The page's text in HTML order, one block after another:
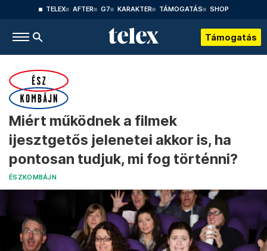
TELEX AFTER G7 KARAKTER TÁMOGATÁS SHOP
Támogatás
Miért működnek a filmek
ijesztgetős jelenetei akkor is, ha
pontosan tudjuk, mi fog történni?
ÉSZKOMBÁJN